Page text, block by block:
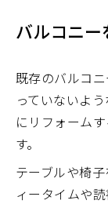
バルコニー
既存のバルコ
っていないよ
にリフォーム
す。
テーブルや椅
ィータイムや